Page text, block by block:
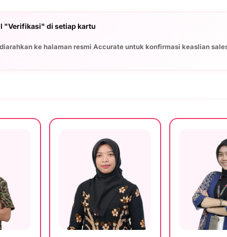
"Verifikasi" di setiap kartu
ke halaman resmi Accurate untuk konfirmasi keaslian